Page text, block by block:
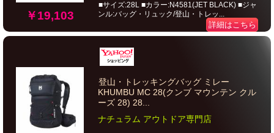
￥19,103
■サイズ:28L ■カラー:N4581(JET BLACK) ■ジャ
ンル:バッグ・リュック/登山・トレッ...
詳細はこちら
登山・トレッキングバッグ ミレー
KHUMBU MC 28(クンブ マウンテン クル
ーズ 28) 28...
ナチュラム アウトドア専門店